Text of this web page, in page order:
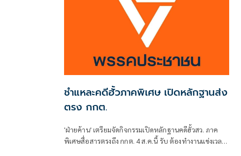
ชำแหละคดีฮั้วภาคพิเศษ เปิดหลักฐานส่ง
ตรง กกต.
'ฝ่ายค้าน' เตรียมจัดกิจกรรมเปิดหลักฐานคดีฮั้วสว. ภาค
พิเศษสื่อสารตรงถึง กกต. 4 ส.ค.นี้ รับ ต้องทำงานแข่งเวลา